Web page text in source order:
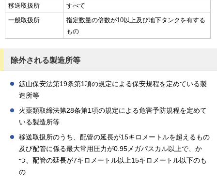
移送取扱所
すべて
一般取扱所
指定数量の倍数が10以上及び地下タンクを有する
もの
除外される製造所等
鉱山保安法第19条第1項の規定による保安規程を定めている製
造所等
火薬類取締法第28条第1項の規定による危害予防規程を定めて
いる製造所等
移送取扱所のうち、配管の延長が15キロメートルを超えるもの
及び配管に係る最大常用圧力が0.95メガパスカル以上で、か
つ、配管の延長が7キロメートル以上15キロメートル以下のも
の